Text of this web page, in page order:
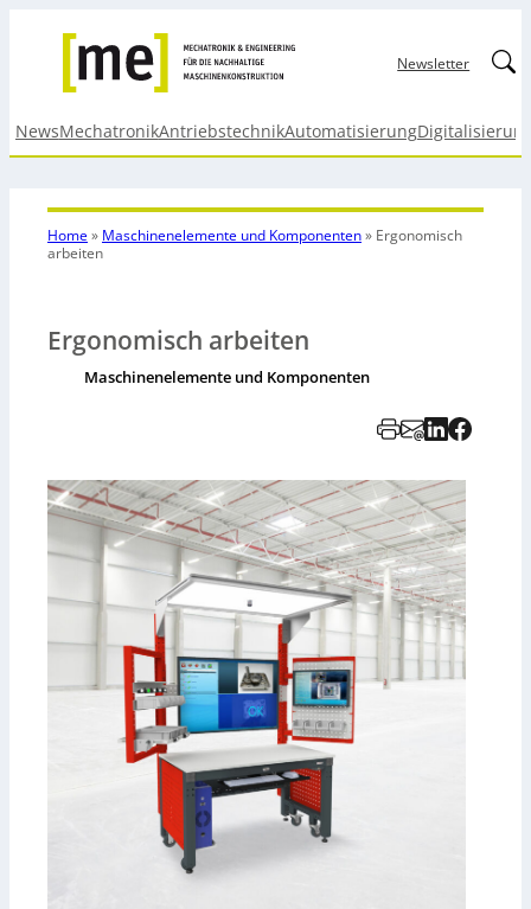
Newsletter
NewsMechatronikAntriebstechnikAutomatisierung
Home» Maschinenelemente und Komponenten» Ergonomisch
arbeiten
Ergonomisch arbeiten
Maschinenelemente und Komponenten